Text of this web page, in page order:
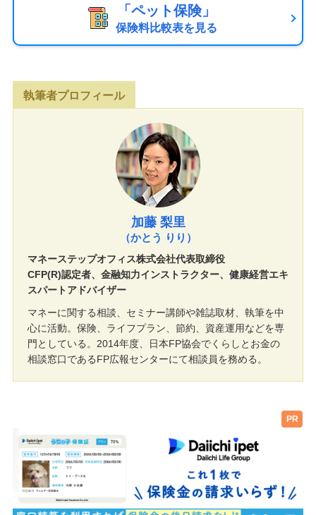
「ペット保険」
保険料比較表を見る
執筆者プロフィール
加藤 梨里
（かとう りり）
マネーステップオフィス株式会社代表取締役
CFP(R)認定者、金融知力インストラクター、健康経営エキ
スパートアドバイザー
マネーに関する相談、セミナー講師や雑誌取材、執筆を中
心に活動。保険、ライフプラン、節約、資産運用などを専
門としている。2014年度、日本FP協会でくらしとお金の
相談窓口であるFP広報センターにて相談員を務める。
PR